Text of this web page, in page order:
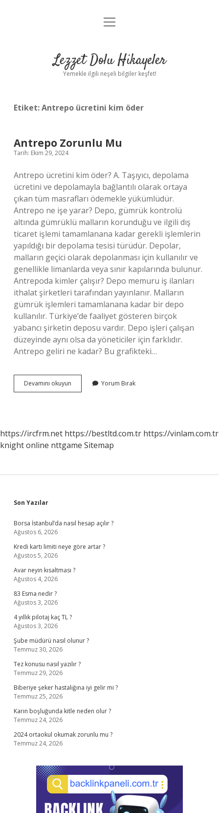
Anasayfa
Yasal Uyarı
menüyü
Lezzet Dolu Hikayeler
Yemekle ilgili neşeli bilgiler keşfet!
Etiket:Antrepo ücretini kim öder
Antrepo Zorunlu Mu
Tarih: Ekim 29, 2024
Antrepo ücretini kim öder? A. Taşıyıcı, depolama
ücretini ve depolamayla bağlantılı olarak ortaya
çıkan tüm masrafları ödemekle yükümlüdür.
Antrepo ne işe yarar? Depo, gümrük kontrolü
altında gümrüklü malların korunduğu ve ilgili dış
ticaret işlemi tamamlanana kadar gerekli işlemlerin
yapıldığı bir depolama tesisi türüdür. Depolar,
malların geçici olarak depolanması için kullanılır ve
genellikle limanlarda veya sınır kapılarında bulunur.
Antrepoda kimler çalışır? Depo memuru iş ilanları
ithalat şirketleri tarafından yayınlanır. Malların
gümrük işlemleri tamamlanana kadar bir depo
kullanılır. Türkiye’de faaliyet gösteren birçok
yabancı şirketin deposu vardır. Depo işleri çalışan
düzeyinde aynı olsa da yöneticiler için farklıdır.
Antrepo geliri ne kadar? Bu grafikteki…
Devamını okuyun Antrepo
Zorunlu
Yorum Bırak
https://ircfrm.net https://bestltd.com.tr https://vinlam.com.tr
knight online nttgame Sitemap
Sidebar
Son Yazılar
Borsa İstanbul’da nasıl hesap açılır ?
Ağustos 6, 2026
Kredi kartı limiti neye göre artar ?
Ağustos 5, 2026
Avar neyin kısaltması ?
Ağustos 4, 2026
83 Esma nedir ?
Ağustos 3, 2026
4 yıllık pilotaj kaç TL ?
Ağustos 3, 2026
Şube müdürü nasıl olunur ?
Temmuz 30, 2026
Tez konusu nasıl yazılır ?
Temmuz 29, 2026
Biberiye şeker hastalığına iyi gelir mi ?
Temmuz 25, 2026
Karın boşluğunda kitle neden olur ?
Temmuz 24, 2026
2024 ortaokul okumak zorunlu mu ?
Temmuz 24, 2026